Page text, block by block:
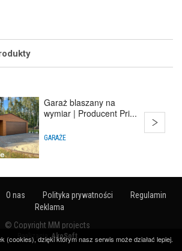
Garaż blaszany na
wymiar | Producent Pri...
GARAŻE
O nas Polityka prywatności
Regulamin
Reklama
© Copyright MM projects
Realizacja:AkoSoft
(cookies), dzięki którym nasz serwis może działać lepiej.